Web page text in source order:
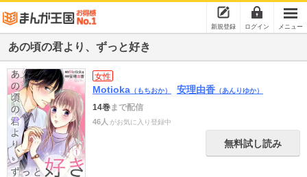
新規登録 ログイン メニュー
あの頃の君より、ずっと好き
女性
Motioka （もちおか） 安理由香 （あんりゆか）
14巻まで配信
46人 がお気に入り登録中
無料試し読み